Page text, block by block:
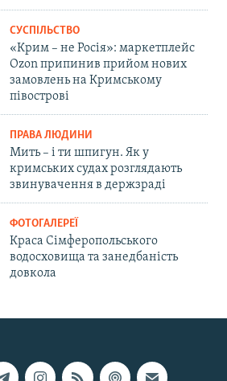
СУСПІЛЬСТВО
«Крим – не Росія»: маркетплейс
Ozon припинив прийом нових
замовлень на Кримському
півострові
ПРАВА ЛЮДИНИ
Мить – і ти шпигун. Як у
кримських судах розглядають
звинувачення в держзраді
ФОТОГАЛЕРЕЇ
Краса Сімферопольського
водосховища та занедбаність
довкола